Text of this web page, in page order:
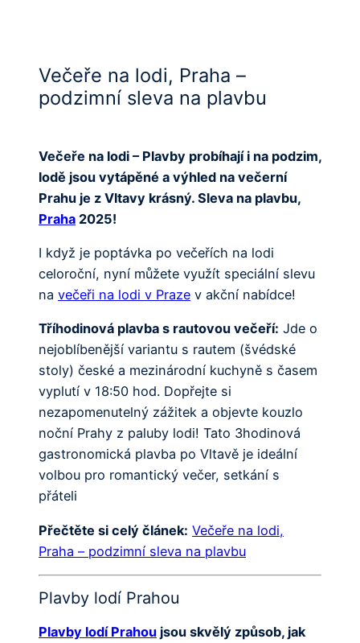
Večeře na lodi, Praha –
podzimní sleva na plavbu
Večeře na lodi – Plavby probíhají i na podzim,
lodě jsou vytápěné a výhled na večerní
Prahu je z Vltavy krásný. Sleva na plavbu,
Praha 2025!
I když je poptávka po večeřích na lodi
celoroční, nyní můžete využít speciální slevu
na večeři na lodi v Praze v akční nabídce!
Tříhodinová plavba s rautovou večeří: Jde o
nejoblíbenější variantu s rautem (švédské
stoly) české a mezinárodní kuchyně s časem
vyplutí v 18:50 hod. Dopřejte si
nezapomenutelný zážitek a objevte kouzlo
noční Prahy z paluby lodi! Tato 3hodinová
gastronomická plavba po Vltavě je ideální
volbou pro romantický večer, setkání s
přáteli
Přečtěte si celý článek: Večeře na lodi,
Praha – podzimní sleva na plavbu
Plavby lodí Prahou
Plavby lodí Prahou jsou skvělý způsob, jak